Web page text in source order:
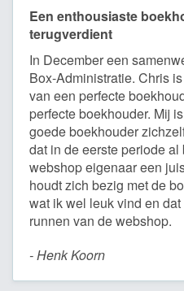
Een enthousiaste
terugverdient
In December een
Box-Administratie. Chris
van een perfecte
perfecte boekhouder. Mij
goede boekhouder
dat in de eerste periode
webshop eigenaar een
houdt zich bezig met de
wat ik wel leuk vind en
runnen van de webshop.
- Henk Koorn